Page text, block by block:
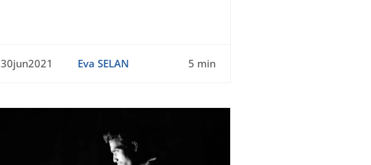
30jun2021 Eva SELAN 5 min